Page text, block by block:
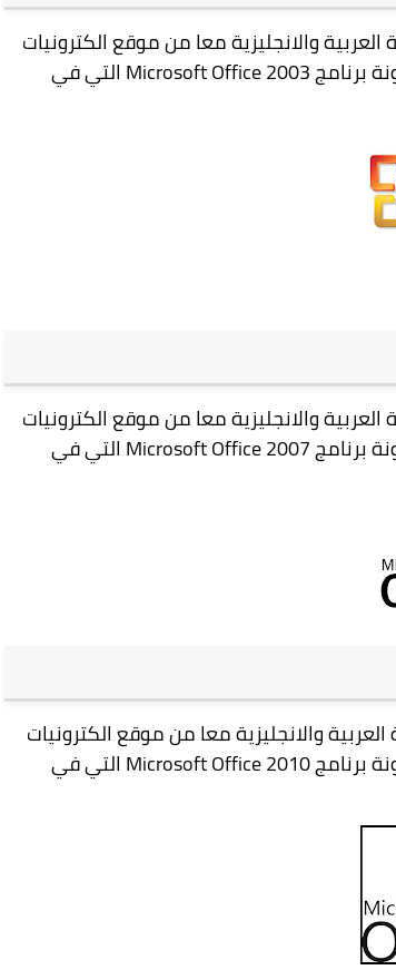
العربية والانجليزية معامن موقع الكترونيات
برنامجMicrosoft Office 2003 التي في
العربية والانجليزية معامن موقع الكترونيات
برنامجMicrosoft Office 2007 التي في
والانجليزية معامن موقع الكترونيات
برنامجMicrosoft Office 2010 التي في